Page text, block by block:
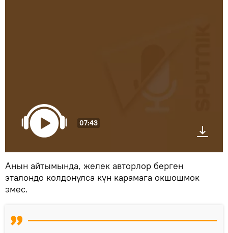
07:43
Анын айтымында, желек авторлор берген
эталондо колдонулса күн карамага окшошмок
эмес.